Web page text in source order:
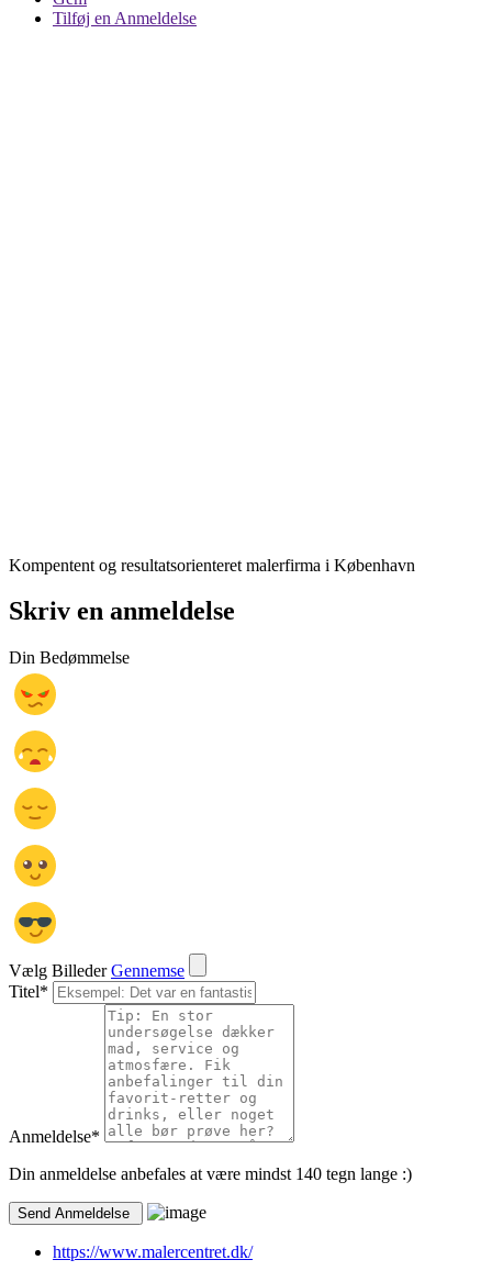
Tilføj en Anmeldelse
Kompentent og resultatsorienteret malerfirma i København
Skriv en anmeldelse
Din Bedømmelse
Vælg Billeder Gennemse
Titel*
Anmeldelse*
Din anmeldelse anbefales at være mindst 140 tegn lange :)
https://www.malercentret.dk/